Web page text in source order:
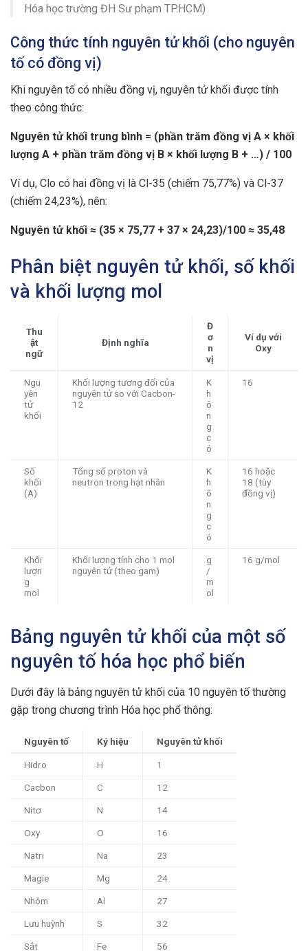
Hóa học trường ĐH Sư phạm TP.HCM)
Công thức tính nguyên tử khối (cho nguyên
tố có đồng vị)
Khi nguyên tố có nhiều đồng vị, nguyên tử khối được tính
theo công thức:
Nguyên tử khối trung bình = (phần trăm đồng vị A × khối
lượng A + phần trăm đồng vị B × khối lượng B + …) / 100
Ví dụ, Clo có hai đồng vị là Cl-35 (chiếm 75,77%) và Cl-37
(chiếm 24,23%), nên:
Nguyên tử khối ≈ (35 × 75,77 + 37 × 24,23)/100 ≈ 35,48
Phân biệt nguyên tử khối, số khối
và khối lượng mol
Thu
ật
ngữ
Định nghĩa
Đ
ơ
n
vị
Ví dụ với
Oxy
Ngu
yên
tử
khối
Khối lượng tương đối của
nguyên tử so với Cacbon-
12
K
h
ô
n
g
c
ó
16
Số
khối
(A)
Tổng số proton và
neutron trong hạt nhân
K
h
ô
n
g
c
ó
16 hoặc
18 (tùy
đồng vị)
Khối
lượn
g
mol
Khối lượng tính cho 1 mol
nguyên tử (theo gam)
g
/
m
ol
16 g/mol
Bảng nguyên tử khối của một số
nguyên tố hóa học phổ biến
Dưới đây là bảng nguyên tử khối của 10 nguyên tố thường
gặp trong chương trình Hóa học phổ thông:
Nguyên tố Ký hiệu Nguyên tử khối
Hidro H 1
Cacbon C 12
Nitơ N 14
Oxy O 16
Natri Na 23
Magie Mg 24
Nhôm Al 27
Lưu huỳnh S 32
Sắt Fe 56